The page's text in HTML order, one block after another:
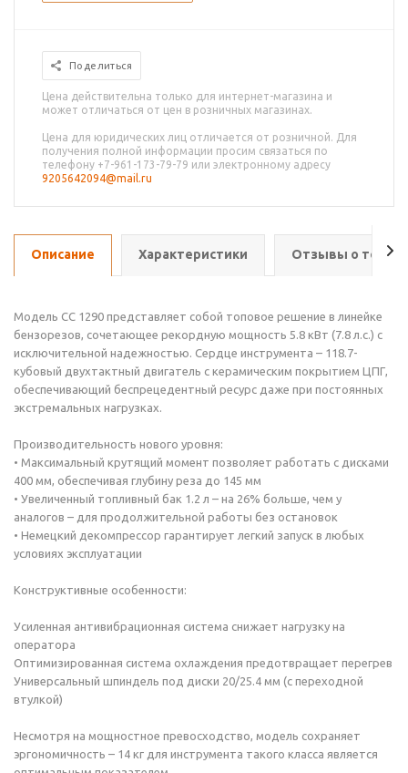
Поделиться
Цена действительна только для интернет-магазина и
может отличаться от цен в розничных магазинах.
Цена для юридических лиц отличается от розничной. Для
получения полной информации просим связаться по
телефону +7-961-173-79-79 или электронному адресу
9205642094@mail.ru
Описание Характеристики Отзывы о
Модель CC 1290 представляет собой топовое решение в линейке
бензорезов, сочетающее рекордную мощность 5.8 кВт (7.8 л.с.) с
исключительной надежностью. Сердце инструмента – 118.7-
кубовый двухтактный двигатель с керамическим покрытием ЦПГ,
обеспечивающий беспрецедентный ресурс даже при постоянных
экстремальных нагрузках.
Производительность нового уровня:
• Максимальный крутящий момент позволяет работать с дисками
400 мм, обеспечивая глубину реза до 145 мм
• Увеличенный топливный бак 1.2 л – на 26% больше, чем у
аналогов – для продолжительной работы без остановок
• Немецкий декомпрессор гарантирует легкий запуск в любых
условиях эксплуатации
Конструктивные особенности:
Усиленная антивибрационная система снижает нагрузку на
оператора
Оптимизированная система охлаждения предотвращает перегрев
Универсальный шпиндель под диски 20/25.4 мм (с переходной
втулкой)
Несмотря на мощностное превосходство, модель сохраняет
эргономичность – 14 кг для инструмента такого класса является